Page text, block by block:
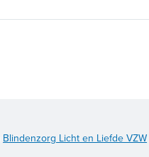
Blindenzorg Licht en Liefde VZW